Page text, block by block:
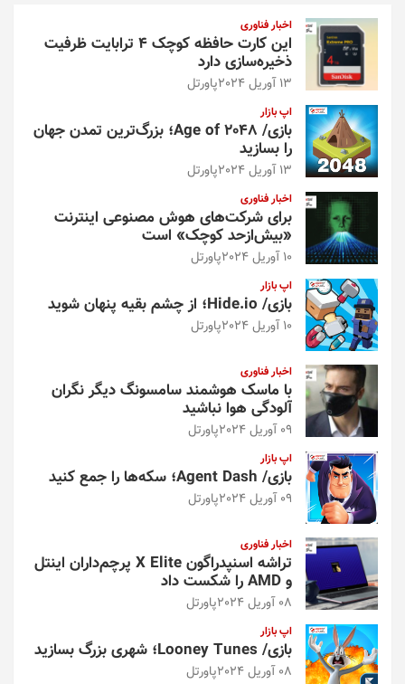
اخبار فناوری
این کارت حافظه کوچک ۴ ترابایت ظرفیت
ذخیره‌سازی دارد
13 آوریل 2024 پاورتل
اپ بازار
بازی/ Age of 2048؛ بزرگ‌ترین تمدن جهان
را بسازید
13 آوریل 2024 پاورتل
اخبار فناوری
برای شرکت‌های هوش مصنوعی اینترنت
«بیش‌از‌حد کوچک» است
10 آوریل 2024 پاورتل
اپ بازار
بازی/ Hide.io؛ از چشم بقیه پنهان شوید
10 آوریل 2024 پاورتل
اخبار فناوری
با ماسک هوشمند سامسونگ دیگر نگران
آلودگی هوا نباشید
09 آوریل 2024 پاورتل
اپ بازار
بازی/ Agent Dash؛ سکه‌ها را جمع کنید
09 آوریل 2024 پاورتل
اخبار فناوری
تراشه اسنپدراگون X Elite پرچم‌داران اینتل
و AMD را شکست داد
08 آوریل 2024 پاورتل
اپ بازار
بازی/ Looney Tunes؛ شهری بزرگ بسازید
08 آوریل 2024 پاورتل